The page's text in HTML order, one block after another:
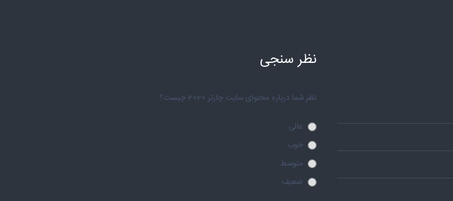
نظر سنجی
نظر شما درباره محتوای سایت چارتر 2020 چیست؟
عالی
خوب
متوسط
ضعیف